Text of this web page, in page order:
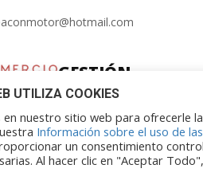
GESTIÓN
TALLER
UTILIZA COOKIES
en nuestro sitio web para ofrecerle
Información sobre el uso de
un consentimiento
Al hacer clic en "Aceptar